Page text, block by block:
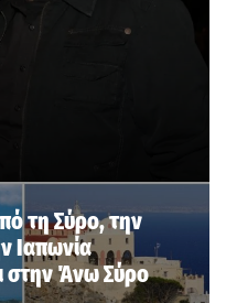
τη Σύρο, την
Ιαπωνία
στην Άνω Σύρο